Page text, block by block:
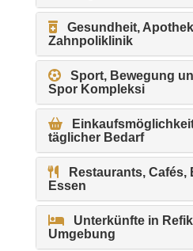
Gesundheit,
Zahnpoliklinik
Sport, Bewegung
Spor Kompleksi
täglicher Bedarf
Restaurants, Cafés,
Essen
Unterkünfte in
Umgebung